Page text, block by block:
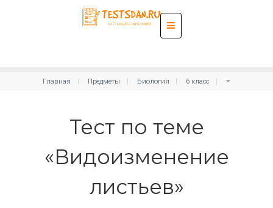
Главная Предметы Биология 6 класс
Тест по теме
«Видоизменение
листьев»